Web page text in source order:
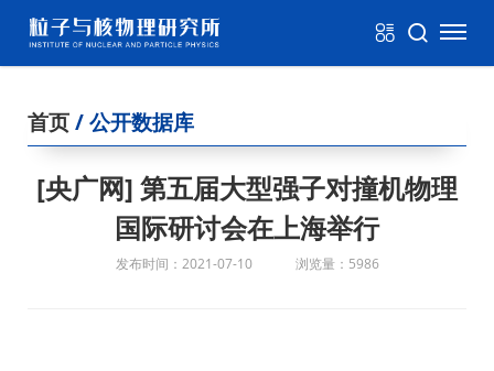
首页/ 公开数据库
[央广网] 第五届大型强子对撞机物理
国际研讨会在上海举行
发布时间：2021-07-10 浏览量：5986